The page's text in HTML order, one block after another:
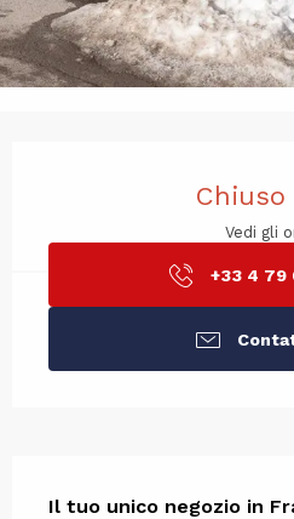
Chiuso
Vedi gli
+33 4 79
Il tuo unico negozio in